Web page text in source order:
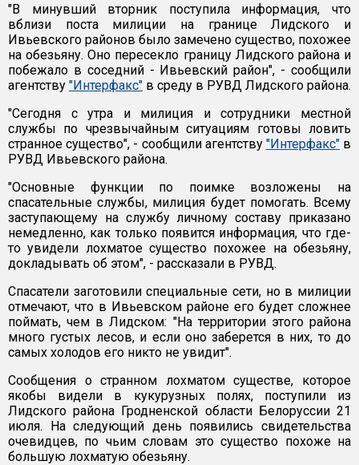
"В минувший вторник поступила информация, что
вблизи поста милиции на границе Лидского и
Ивьевского районов было замечено существо, похожее
на обезьяну. Оно пересекло границу Лидского района и
побежало в соседний - Ивьевский район", - сообщили
агентству "Интерфакс" в среду в РУВД Лидского района.
"Сегодня с утра и милиция и сотрудники местной
службы по чрезвычайным ситуациям готовы ловить
странное существо", - сообщили агентству "Интерфакс"в
РУВД Ивьевского района.
"Основные функции по поимке возложены на
спасательные службы, милиция будет помогать. Всему
заступающему на службу личному составу приказано
немедленно, как только появится информация, что где-
то увидели лохматое существо похожее на обезьяну,
докладывать об этом", - рассказали в РУВД.
Спасатели заготовили специальные сети, но в милиции
отмечают, что в Ивьевском районе его будет сложнее
поймать, чем в Лидском: "На территории этого района
много густых лесов, и если оно заберется в них, то до
самых холодов его никто не увидит".
Сообщения о странном лохматом существе, которое
якобы видели в кукурузных полях, поступили из
Лидского района Гродненской области Белоруссии 21
июля. На следующий день появились свидетельства
очевидцев, по чьим словам это существо похоже на
большую лохматую обезьяну.